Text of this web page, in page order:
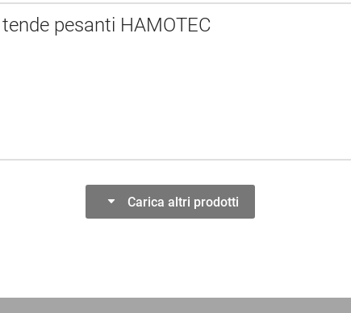
pesanti HAMOTEC
Carica altri prodotti